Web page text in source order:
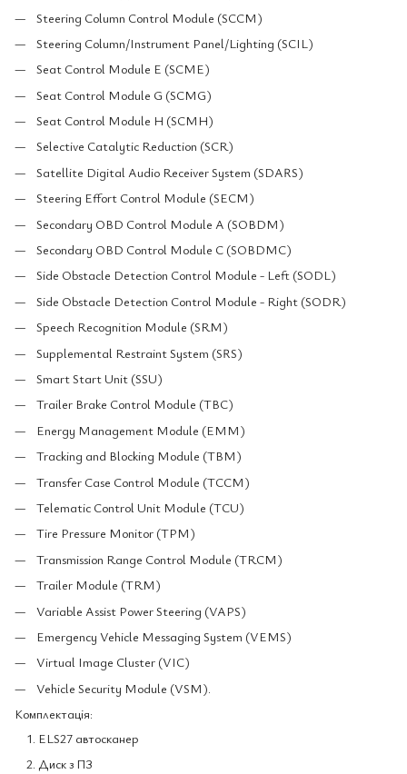
Steering Column Control Module (SCCM)
Steering Column/Instrument Panel/Lighting (SCIL)
Seat Control Module E (SCME)
Seat Control Module G (SCMG)
Seat Control Module H (SCMH)
Selective Catalytic Reduction (SCR)
Satellite Digital Audio Receiver System (SDARS)
Steering Effort Control Module (SECM)
Secondary OBD Control Module A (SOBDM)
Secondary OBD Control Module C (SOBDMC)
Side Obstacle Detection Control Module - Left (SODL)
Side Obstacle Detection Control Module - Right (SODR)
Speech Recognition Module (SRM)
Supplemental Restraint System (SRS)
Smart Start Unit (SSU)
Trailer Brake Control Module (TBC)
Energy Management Module (EMM)
Tracking and Blocking Module (TBM)
Transfer Case Control Module (TCCM)
Telematic Control Unit Module (TCU)
Tire Pressure Monitor (TPM)
Transmission Range Control Module (TRCM)
Trailer Module (TRM)
Variable Assist Power Steering (VAPS)
Emergency Vehicle Messaging System (VEMS)
Virtual Image Cluster (VIC)
Vehicle Security Module (VSM).
Комплектація:
ELS27 автосканер
Диск з ПЗ